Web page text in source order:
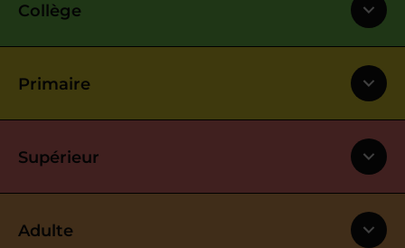
Collège
Primaire
Supérieur
Adulte